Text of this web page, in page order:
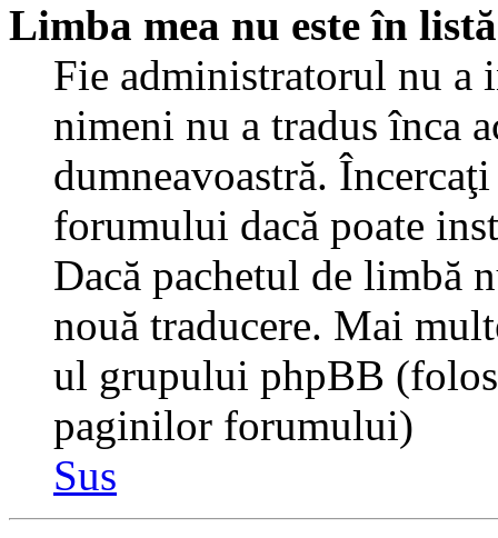
Limba mea nu este în
Fie administratorul nu a
nimeni nu a tradus înca
dumneavoastră.
forumului dacă poate
Dacă pachetul de limbă
nouă traducere. Mai
ul grupului phpBB
paginilor forumului)
Sus